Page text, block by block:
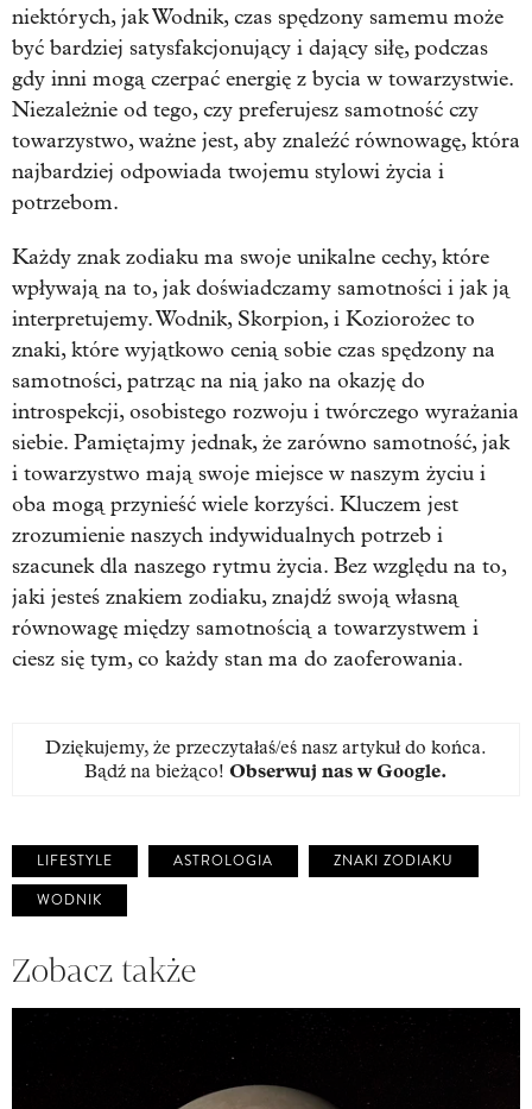
niektórych, jak Wodnik, czas spędzony samemu może
być bardziej satysfakcjonujący i dający siłę, podczas
gdy inni mogą czerpać energię z bycia w towarzystwie.
Niezależnie od tego, czy preferujesz samotność czy
towarzystwo, ważne jest, aby znaleźć równowagę, która
najbardziej odpowiada twojemu stylowi życia i
potrzebom.
Każdy znak zodiaku ma swoje unikalne cechy, które
wpływają na to, jak doświadczamy samotności i jak ją
interpretujemy. Wodnik, Skorpion, i Koziorożec to
znaki, które wyjątkowo cenią sobie czas spędzony na
samotności, patrząc na nią jako na okazję do
introspekcji, osobistego rozwoju i twórczego wyrażania
siebie. Pamiętajmy jednak, że zarówno samotność, jak
i towarzystwo mają swoje miejsce w naszym życiu i
oba mogą przynieść wiele korzyści. Kluczem jest
zrozumienie naszych indywidualnych potrzeb i
szacunek dla naszego rytmu życia. Bez względu na to,
jaki jesteś znakiem zodiaku, znajdź swoją własną
równowagę między samotnością a towarzystwem i
ciesz się tym, co każdy stan ma do zaoferowania.
Dziękujemy, że przeczytałaś/eś nasz artykuł do końca.
Bądź na bieżąco! Obserwuj nas w Google.
LIFESTYLE ASTROLOGIA
ZNAKI ZODIAKU
WODNIK
Zobacz także